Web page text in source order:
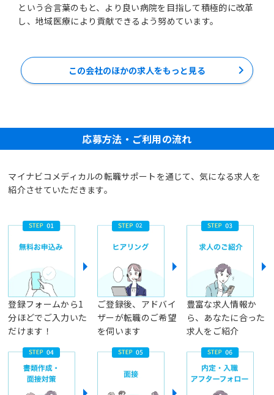
という合言葉のもと、より良い病院を目指して積極的に改革
し、地域医療により貢献できるよう努めています。
この会社のほかの求人をもっと見る
応募方法・ご利用の流れ
マイナビコメディカルの転職サポートを通じて、気になる求人を
紹介させていただきます。
登録フォームから1
分ほどでご入力いた
だけます！
ご登録後、アドバイ
ザーが転職のご希望
を伺います
豊富な求人情報か
ら、あなたに合った
求人をご紹介